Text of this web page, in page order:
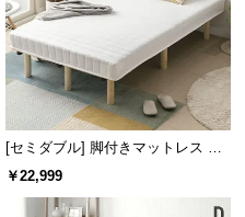
ディング装飾
モールディング装飾が
ク調やアンティーク調
[セミダブル] 脚付きマットレス 脚
長25cm ボンネルコイル
￥22,999